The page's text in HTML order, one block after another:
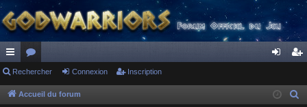
ac
co
or
u ne cri
Rechercher Connexion Inscription
Accueil du forum